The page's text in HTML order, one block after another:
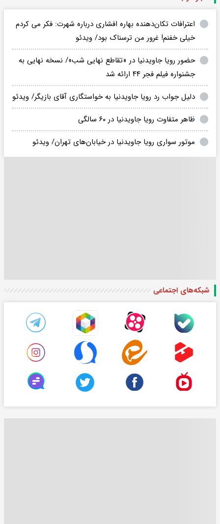
اعترافات تکان‌دهنده بهاره افشاری درباره شهرت: فکر می کردم
خیلی خفنم! غرور من ترسناک بود/ ویدئو
حضور رویا جاویدنیا در «تقاطع نهایی شب»/ نسخه نهایی به
جشنواره فیلم فجر ۴۴ ارائه شد
دلیل جواب رد رویا جاویدنیا به خواستگاری آقای بازیگر/ ویدئو
ظاهر متفاوت رویا جاویدنیا در ۶۰ سالگی
موتور سواری رویا جاویدنیا در خیابان‌های تهران/ ویدئو
شبکه‌های اجتماعی